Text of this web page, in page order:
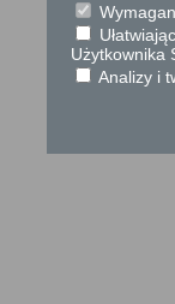
Użytkownika
Analizy i